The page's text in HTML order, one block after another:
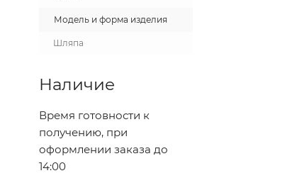
Модель и форма изделия
Шляпа
Наличие
Время готовности к
получению, при
оформлении заказа до
14:00